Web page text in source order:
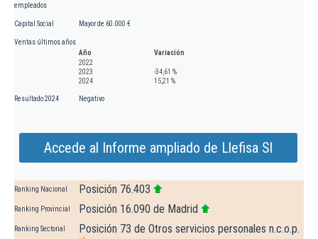
empleados
Capital Social Mayor de 60.000 €
Ventas últimos años
Año
Variación
2022
2023
-34,61 %
2024
15,21 %
Resultado 2024 Negativo
Accede al Informe ampliado de Llefisa Sl
Ranking Nacional Posición 76.403
Ranking Provincial Posición 16.090 de Madrid
Ranking Sectorial Posición 73 de Otros servicios personales n.c.o.p.